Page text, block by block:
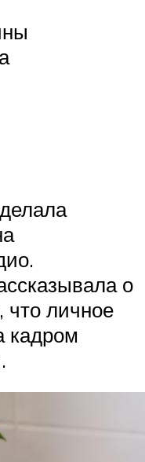
о
что личное
кадром